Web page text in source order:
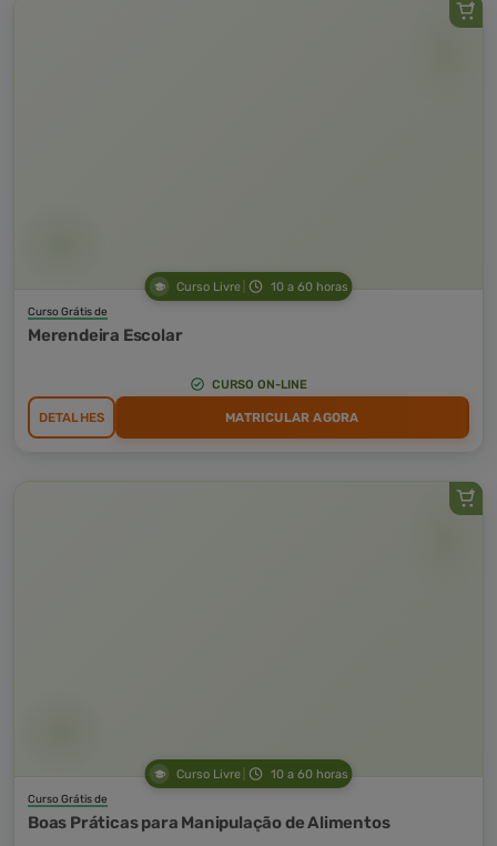
Curso Livre 10 a 60 horas
Curso Grátis de
Merendeira Escolar
CURSO ON-LINE
DETALHES MATRICULAR AGORA
Curso Livre 10 a 60 horas
Curso Grátis de
Boas Práticas para Manipulação de Alimentos